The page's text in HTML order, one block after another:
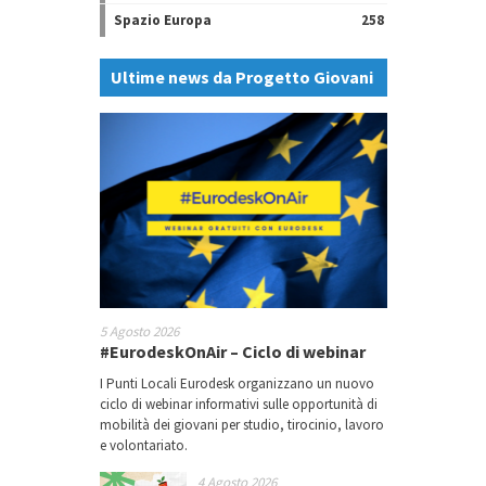
Spazio Europa 258
Ultime news da Progetto Giovani
5 Agosto 2026
#EurodeskOnAir – Ciclo di webinar
I Punti Locali Eurodesk organizzano un nuovo
ciclo di webinar informativi sulle opportunità di
mobilità dei giovani per studio, tirocinio, lavoro
e volontariato.
4 Agosto 2026